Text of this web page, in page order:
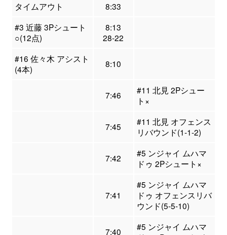
タイムアウト
8:33
#3 近藤 3Pシュート
○(12点)
8:13
28-22
#16 佐々木 アシスト
(4本)
8:10
7:46
#11 北見 2Pシュー
ト×
7:45
#11 北見 オフェンス
リバウンド(1-1-2)
7:42
#5 ンジャイ ムハマ
ドゥ 2Pシュート×
7:41
#5 ンジャイ ムハマ
ドゥ オフェンスリバ
ウンド(5-5-10)
7:40
#5 ンジャイ ムハマ